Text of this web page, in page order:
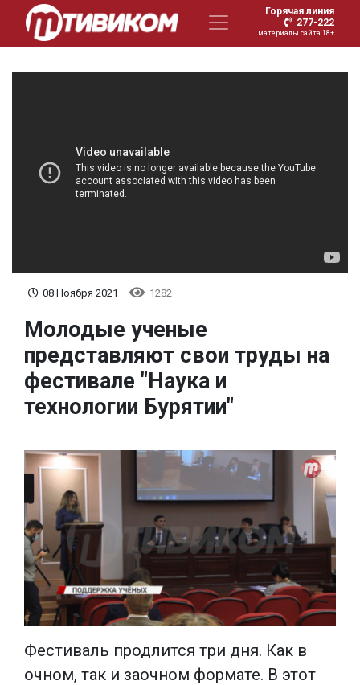
Горячая линия
277-222
материалы сайта 18+
08 Ноября 2021 1282
Молодые ученые
представляют свои труды на
фестивале "Наука и
технологии Бурятии"
Фестиваль продлится три дня. Как в
очном, так и заочном формате. В этот